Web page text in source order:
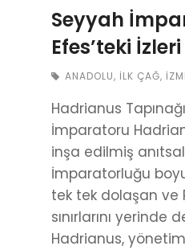
Seyyah
Efes’teki İzleri
ANADOLU, İLK ÇAĞ,
Hadrianus
İmparatoru
inşa edilmiş anıtsal
İmparatorluğu
tek tek dolaşan ve
sınırlarını yerinde
Hadrianus,